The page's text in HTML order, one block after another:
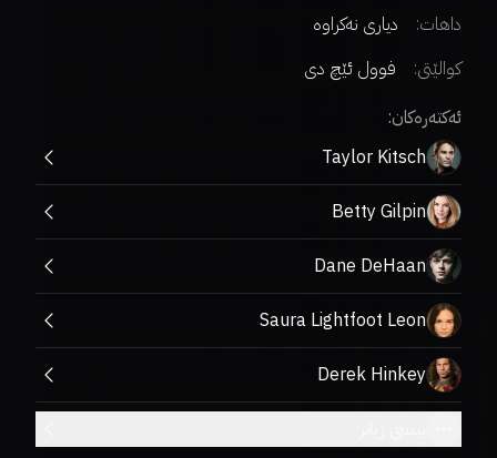
داهات:
دیاری نەکراوە
کوالێتی:
فوول ئێچ دی
ئەکتەرەکان:
Taylor Kitsch
Betty Gilpin
Dane DeHaan
Saura Lightfoot Leon
Derek Hinkey